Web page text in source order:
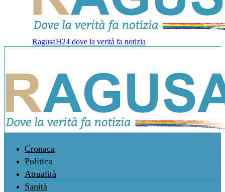
RagusaH24 dove la verità fa notizia
Cronaca
Politica
Attualità
Sanità